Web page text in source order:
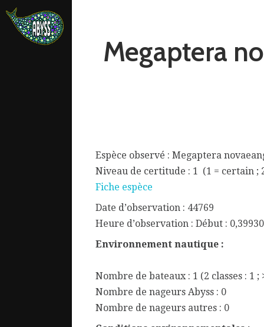
Megaptera
Espèce observé : Megaptera
Niveau de certitude : 1 (1 = certain ;
Fiche espèce
Date d’observation : 44769
Heure d’observation : Début :
Environnement nautique :
Nombre de bateaux : 1 (2 classes : 1 ;
Nombre de nageurs Abyss : 0
Nombre de nageurs autres : 0